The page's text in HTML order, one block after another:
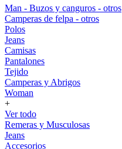
Man - Buzos y canguros - otros
Camperas de felpa - otros
Polos
Jeans
Camisas
Pantalones
Tejido
Camperas y Abrigos
Woman
+
Ver todo
Remeras y Musculosas
Jeans
Accesorios